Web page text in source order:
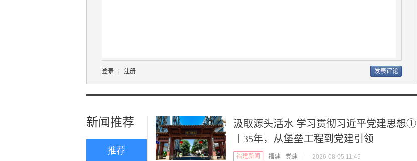
登录 注册
新闻推荐
推荐
汲取源头活水 学习贯彻习近平党建思想①
丨35年，从堡垒工程到党建引领
福建新闻 福建 党建 2026-08-05 11:45